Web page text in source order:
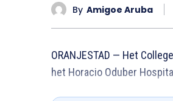
By Amigoe Aruba
ORANJESTAD — Het
het Horacio Oduber